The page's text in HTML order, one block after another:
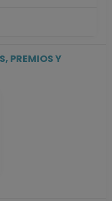
en
PREMIOS Y